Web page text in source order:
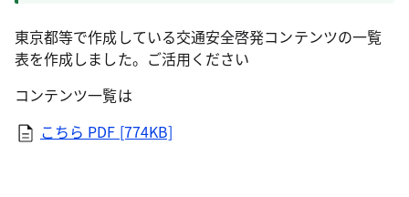
東京都等で作成している交通安全啓発コンテンツの一覧
表を作成しました。ご活用ください
コンテンツ一覧は
こちら PDF [774KB]